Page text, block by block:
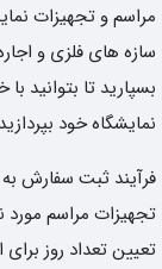
مراسم و تجهیزات
سازه های فلزی و
بسپارید تا بتوانید
نمایشگاه خود
فرآیند ثبت سفارش
تجهیزات مراسم مورد
تعیین تعداد روز